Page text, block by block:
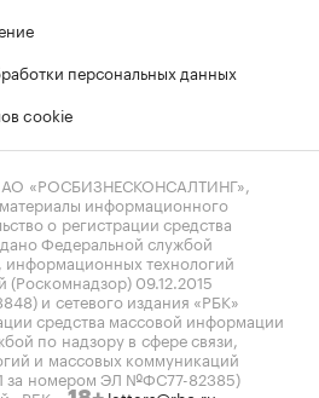
персональных данных
cookie
«РОСБИЗНЕСКОНСАЛТИНГ»,
информационного
о регистрации средства
Федеральной службой
информационных технологий
09.12.2015
и сетевого издания «РБК»
средства массовой информации
по надзору в сфере связи,
и массовых коммуникаций
за номером ЭЛ №ФС77-82385)